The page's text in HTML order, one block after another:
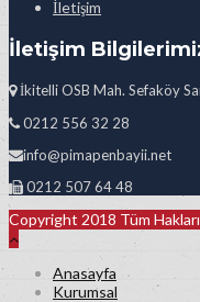
İletişim
İletişim
İkitelli OSB Mah. Sefaköy
0212 556 32 28
info@pimapenbayii.net
0212 507 64 48
Copyright 2018 Tüm Hakları
Anasayfa
Kurumsal